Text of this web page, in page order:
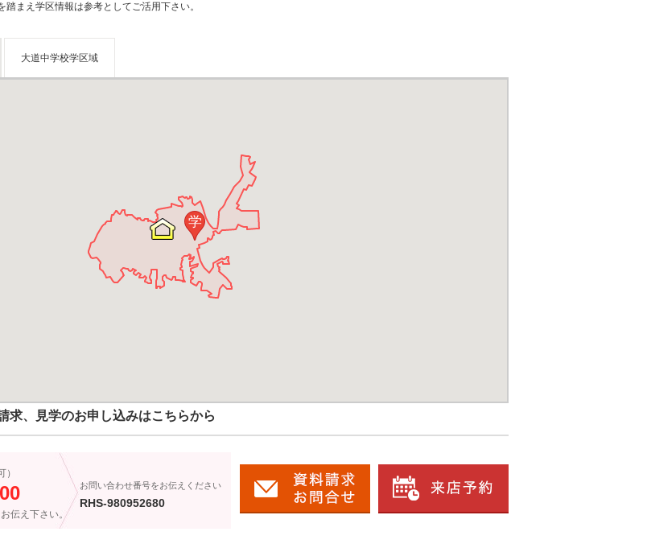
まえ学区情報は参考としてご活用下さい。
大道中学校学区域
学
求、見学のお申し込みはこちらから
お伝え下さい。
お問い合わせ番号をお伝えください
RHS-980952680